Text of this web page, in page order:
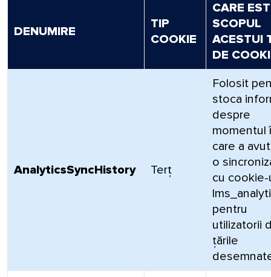
DENUMIRE
TIP
COOKIE
CARE
SCOPUL
ACESTUI
DE
AnalyticsSyncHistory Terț
Folosit
stoca
despre
momentul
care a
o
cu cookie-
pentru
utilizatorii
țările